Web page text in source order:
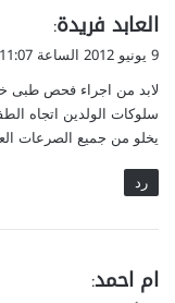
ي
ق
ل
العابد فريدة:
9 يونيو 2012 الساعة 11:07 م
لابد من اجراء فحص طبى
سلوكات الولدين اتجاه
يخلو من جميع الصرعات
رد
يام احمد: